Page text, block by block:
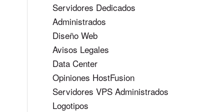
Servidores Dedicados
Administrados
Diseño Web
Avisos Legales
Data Center
Opiniones HostFusion
Servidores VPS Administrados
Logotipos